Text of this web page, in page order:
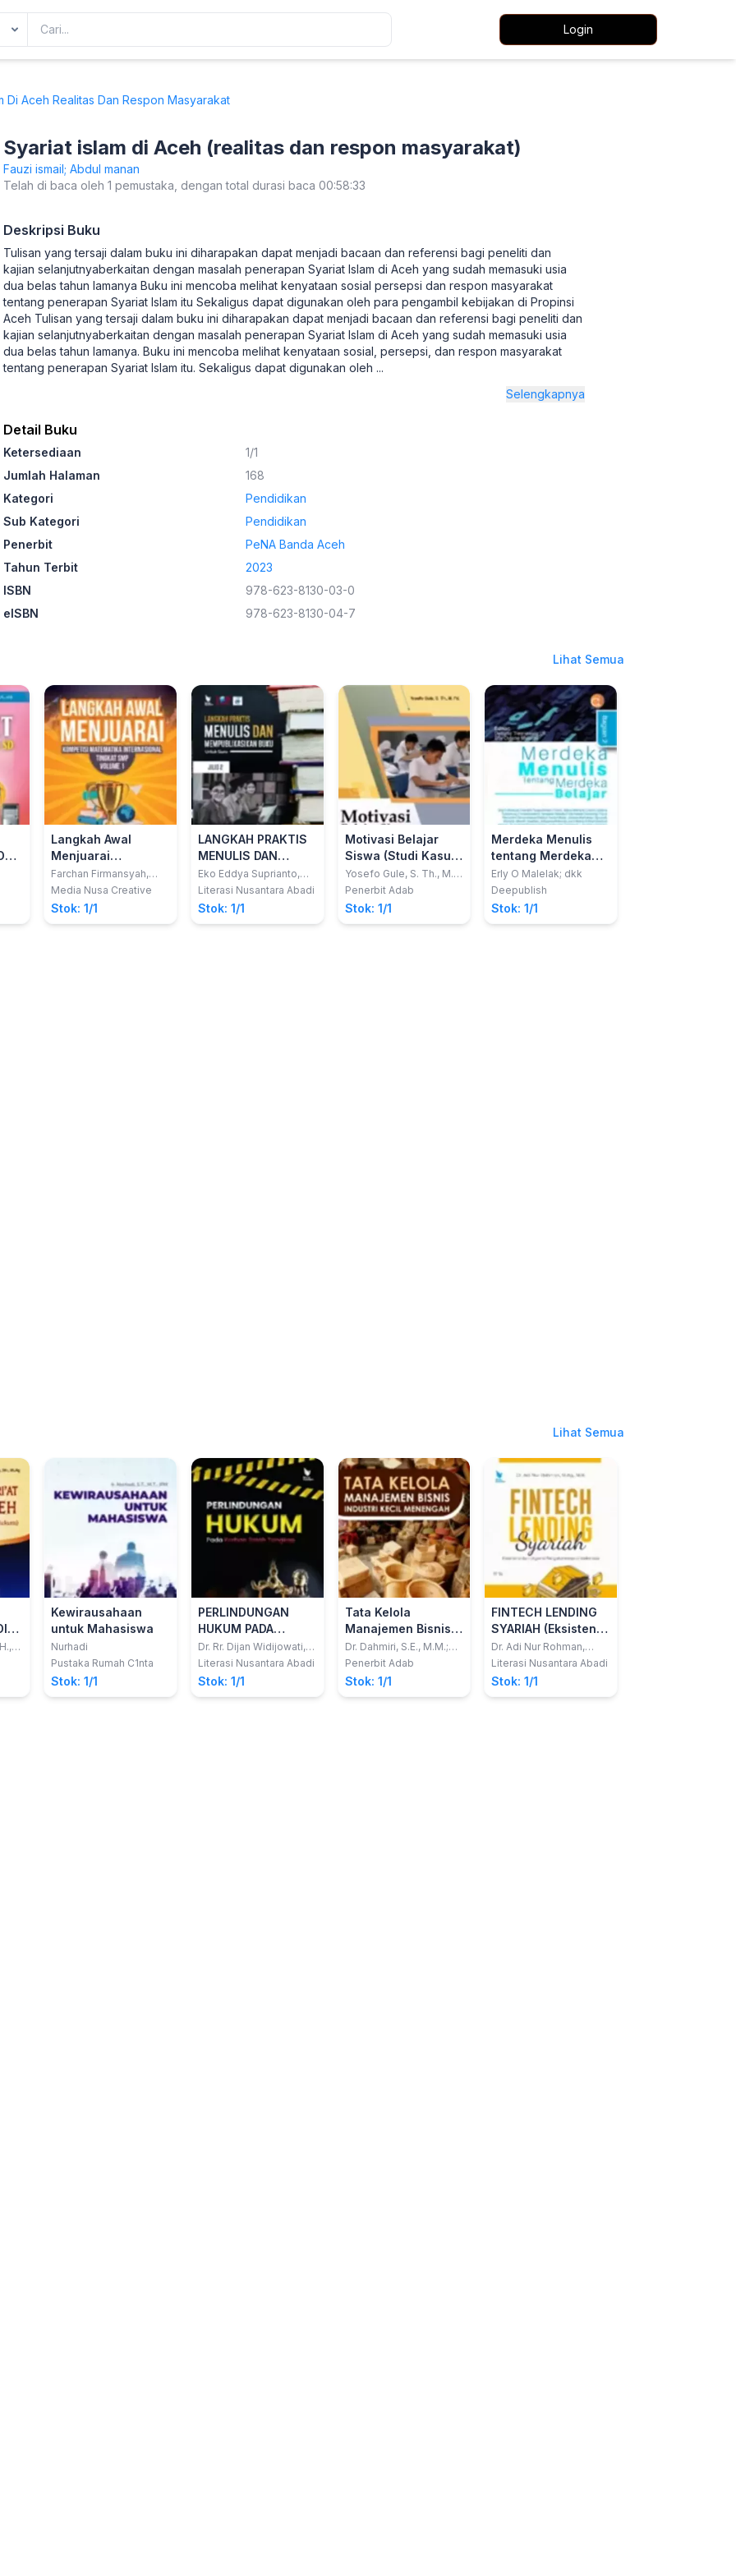
Login
Di Aceh Realitas Dan Respon Masyarakat
Syariat islam di Aceh (realitas dan respon masyarakat)
Fauzi ismail; Abdul manan
Telah di baca oleh 1 pemustaka, dengan total durasi baca 00:58:33
Deskripsi Buku
Tulisan yang tersaji dalam buku ini diharapakan dapat menjadi bacaan dan referensi bagi peneliti dan
kajian selanjutnyaberkaitan dengan masalah penerapan Syariat Islam di Aceh yang sudah memasuki usia
dua belas tahun lamanya Buku ini mencoba melihat kenyataan sosial persepsi dan respon masyarakat
tentang penerapan Syariat Islam itu Sekaligus dapat digunakan oleh para pengambil kebijakan di Propinsi
Aceh Tulisan yang tersaji dalam buku ini diharapakan dapat menjadi bacaan dan referensi bagi peneliti dan
kajian selanjutnyaberkaitan dengan masalah penerapan Syariat Islam di Aceh yang sudah memasuki usia
dua belas tahun lamanya. Buku ini mencoba melihat kenyataan sosial, persepsi, dan respon masyarakat
tentang penerapan Syariat Islam itu. Sekaligus dapat digunakan oleh ...
Selengkapnya
Detail Buku
Ketersediaan
1/1
Jumlah Halaman
168
Kategori
Pendidikan
Sub Kategori
Pendidikan
Penerbit
PeNA Banda Aceh
Tahun Terbit
2023
ISBN
978-623-8130-03-0
eISBN
978-623-8130-04-7
Lihat Semua
Langkah Awal
Menjuarai
Kompetisi
Matematika
Internasional
Tingkat SMP -
Farchan Firmansyah,
S.Pd.
Media Nusa Creative
Stok: 1/1
LANGKAH PRAKTIS
MENULIS DAN
MEMPUBLIKASIKAN
BUKU UNTUK GURU
Eko Eddya Suprianto,
dkk.
Literasi Nusantara Abadi
Stok: 1/1
Motivasi Belajar
Siswa (Studi Kasus
Tinjauan Melalui
Kompetensi Sosial
Dan Keteladanan
Guru)
Yosefo Gule, S. Th., M.
Pd.
Penerbit Adab
Stok: 1/1
Merdeka Menulis
tentang Merdeka
Belajar (Bagian 2)
Erly O Malelak; dkk
Deepublish
Stok: 1/1
Lihat Semua
Kewirausahaan
untuk Mahasiswa
Nurhadi
Pustaka Rumah C1nta
Stok: 1/1
PERLINDUNGAN
HUKUM PADA
KORBAN SALAH
TANGKAP
Dr. Rr. Dijan Widijowati,
SH. MH.
Literasi Nusantara Abadi
Stok: 1/1
Tata Kelola
Manajemen Bisnis
Industri Kecil
Menengah
Dr. Dahmiri, S.E., M.M.;
Rista Aldilla Syafri, S.E.,
Khalik, SE., M.M
Penerbit Adab
Stok: 1/1
FINTECH LENDING
SYARIAH (Eksistensi
dan Urgensi
Pengaturannya di
Indonesia)
Dr. Adi Nur Rohman,
M.Ag., M.H
Literasi Nusantara Abadi
Stok: 1/1